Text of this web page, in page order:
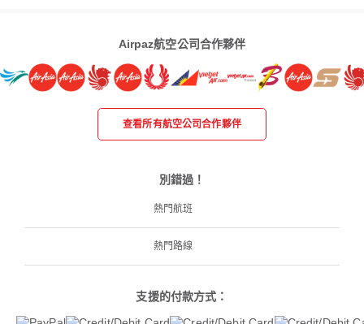
Airpaz航空公司合作夥伴
查看所有航空公司合作夥伴
別錯過！
熱門航班
熱門路線
支援的付款方式：